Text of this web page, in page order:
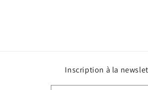
Inscription à la